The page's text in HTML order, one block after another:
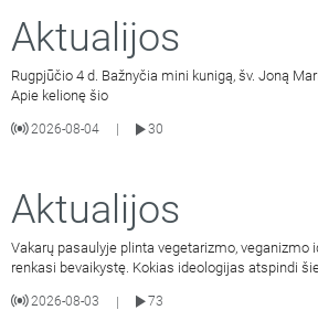
Aktualijos
Rugpjūčio 4 d. Bažnyčia mini kunigą, šv. Joną
Apie kelionę šio
2026-08-04
30
Aktualijos
Vakarų pasaulyje plinta vegetarizmo, veganizmo
renkasi bevaikystę. Kokias ideologijas atspindi
2026-08-03 |
73